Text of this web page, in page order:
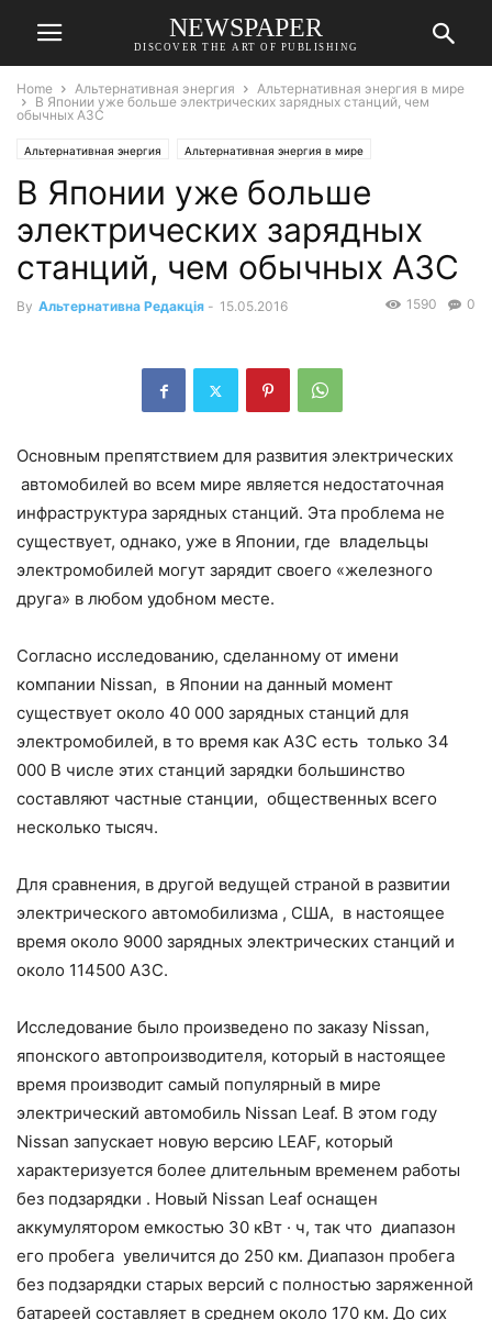
NEWSPAPER
DISCOVER THE ART OF PUBLISHING
Home Альтернативная энергия
Альтернативная энергия в мире
В Японии уже больше электрических зарядных станций, чем
обычных АЗС
Альтернативная энергия Альтернативная энергия в мире
В Японии уже больше
электрических зарядных
станций, чем обычных АЗС
By Альтернативна Редакція - 15.05.2016 0
1590
Основным препятствием для развития электрических
автомобилей во всем мире является недостаточная
инфраструктура зарядных станций. Эта проблема не
существует, однако, уже в Японии, где владельцы
электромобилей могут зарядит своего «железного
друга» в любом удобном месте.
Согласно исследованию, сделанному от имени
компании Nissan, в Японии на данный момент
существует около 40 000 зарядных станций для
электромобилей, в то время как АЗС есть только 34
000 В числе этих станций зарядки большинство
составляют частные станции, общественных всего
несколько тысяч.
Для сравнения, в другой ведущей страной в развитии
электрического автомобилизма , США, в настоящее
время около 9000 зарядных электрических станций и
около 114500 АЗС.
Исследование было произведено по заказу Nissan,
японского автопроизводителя, который в настоящее
время производит самый популярный в мире
электрический автомобиль Nissan Leaf. В этом году
Nissan запускает новую версию LEAF, который
характеризуется более длительным временем работы
без подзарядки . Новый Nissan Leaf оснащен
аккумулятором емкостью 30 кВт · ч, так что диапазон
его пробега увеличится до 250 км. Диапазон пробега
без подзарядки старых версий с полностью заряженной
батареей составляет в среднем около 170 км. До сих